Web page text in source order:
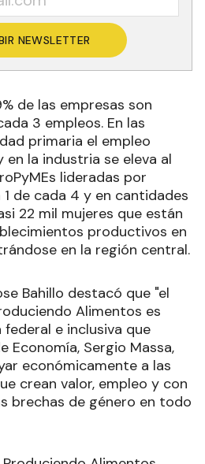
NEWSLETTER
de las empresas son
3 empleos. En las
primaria el empleo
en la industria se eleva al
lideradas por
de cada 4 y en cantidades
22 mil mujeres que están
productivos en
en la región central.
Bahillo destacó que "el
Alimentos es
e inclusiva que
Economía, Sergio Massa,
económicamente a las
crean valor, empleo y con
brechas de género en todo